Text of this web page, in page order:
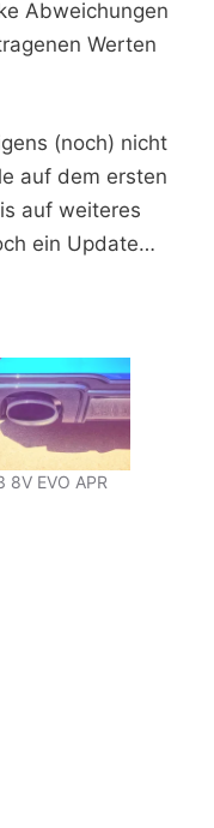
Abweichungen
Werten
(noch) nicht
auf dem ersten
auf weiteres
ein Update…
8V EVO APR